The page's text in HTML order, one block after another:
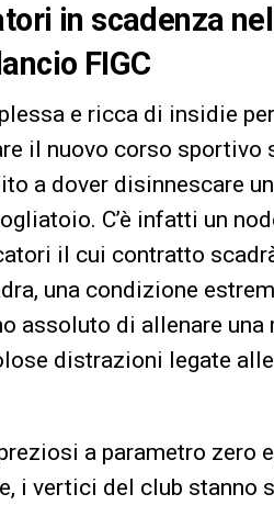
in scadenza
FIGC
e ricca di insidie
il nuovo corso sportivo
a dover disinnescare
C’è infatti un
il cui contratto
una condizione
assoluto di allenare una
distrazioni legate
a parametro zero
i vertici del club stanno